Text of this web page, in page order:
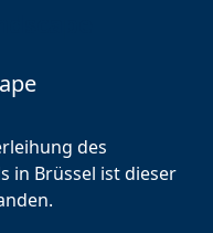
des
in Brüssel ist dieser